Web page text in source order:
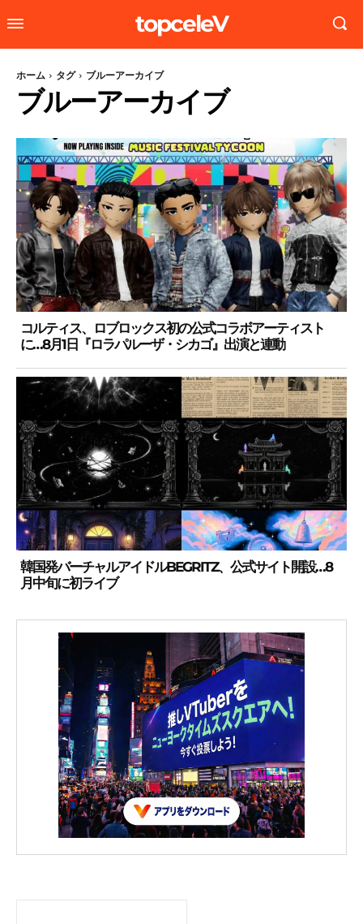
topceleV
ホーム タグ ブルーアーカイブ
ブルーアーカイブ
コルティス、ロブロックス初の公式コラボアーティスト
に…8月1日『ロラパルーザ・シカゴ』出演と連動
韓国発バーチャルアイドルBEGRITZ、公式サイト開設…8
月中旬に初ライブ